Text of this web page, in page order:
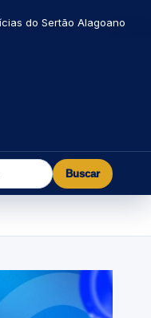
do Sertão Alagoano
Buscar